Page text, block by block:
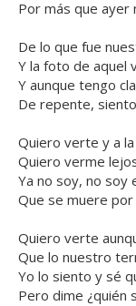
Por más que ayer
De lo que fue
Y la foto de aquel
Y aunque tengo
De repente,
Quiero verte y a
Quiero verme
Ya no soy, no soy
Que se muere
Quiero verte
Que lo nuestro
Yo lo siento y sé
Pero dime ¿quién